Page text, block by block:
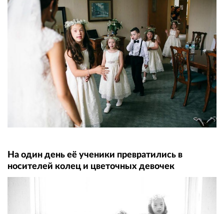
На один день её ученики превратились в
носителей колец и цветочных девочек